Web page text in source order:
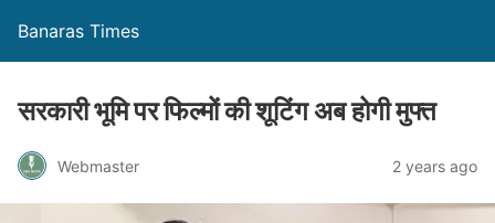
Banaras Times
सरकारी भूमि पर फिल्मों की शूटिंग अब होगी मुफ्त
Webmaster 2 years ago